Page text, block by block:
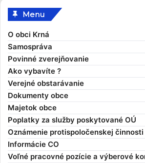
Menu
O obci Krná
Základné informácie
Profil obce
História obce
Obecné symboly
Kultúra
Zaujímavosti
Samospráva
Samospráva v súčasnosti
Obecný úrad
Starosta obce
Zamestnanci obce
Hlavný kontrolór
Obecní poslanci a komisie
Zasadnutia OcZ
Povinné zverejňovanie
Zmluvy
Faktúry
Objednávky
Ako vybavíte ?
Stavebný poriadok
Výruby drevín
Dane a poplatky
Evidencia obyvateľov
Overovanie dokumentov
Sťažnosti a žiadosti
Sociálna pomoc
Elektronické služby
Verejné obstarávanie
Verejné obstarávania
Profil verejného obstarávateľa
Dokumenty obce
Kompetencie obce
Všeobecné záväzné nariadenia
Ekonomické dokumenty
Rozpočet obce
Rozvojové dokumenty
Smernice
Majetok obce
Poplatky za služby poskytované OÚ
Oznámenie protispoločenskej činnosti
Informácie CO
Voľné pracovné pozície a výberové